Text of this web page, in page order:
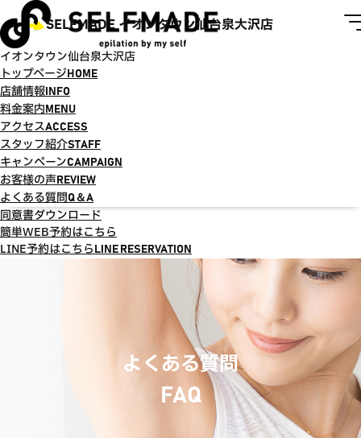
SELFMADE イオンタウン仙台泉大沢店
イオンタウン仙台泉大沢店
トップページ HOME
店舗情報 INFO
料金案内 MENU
アクセスACCESS
スタッフ紹介STAFF
キャンペーンCAMPAIGN
お客様の声 REVIEW
よくある質問Q＆A
同意書ダウンロード
簡単WEB予約はこちら
LINE予約はこちら LINE RESERVATION
よくある質問
FAQ